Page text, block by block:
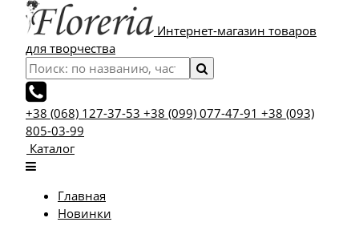
Интернет-магазин товаров
для творчества
+38 (068) 127-37-53 +38 (099) 077-47-91 +38 (093)
805-03-99
Каталог
Главная
Новинки